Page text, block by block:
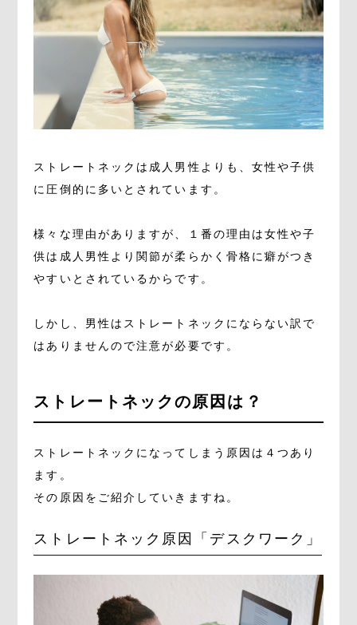
ストレートネックは成人男性よりも、女性や子供
に圧倒的に多いとされています。
様々な理由がありますが、１番の理由は女性や子
供は成人男性より関節が柔らかく骨格に癖がつき
やすいとされているからです。
しかし、男性はストレートネックにならない訳で
はありませんので注意が必要です。
ストレートネックの原因は？
ストレートネックになってしまう原因は４つあり
ます。
その原因をご紹介していきますね。
ストレートネック原因「デスクワーク」